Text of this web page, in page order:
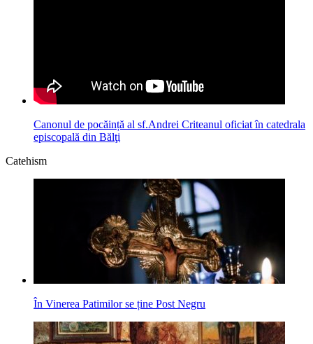
Canonul de pocăință al sf.Andrei Criteanul oficiat în catedrala
episcopală din Bălţi
Catehism
În Vinerea Patimilor se ține Post Negru